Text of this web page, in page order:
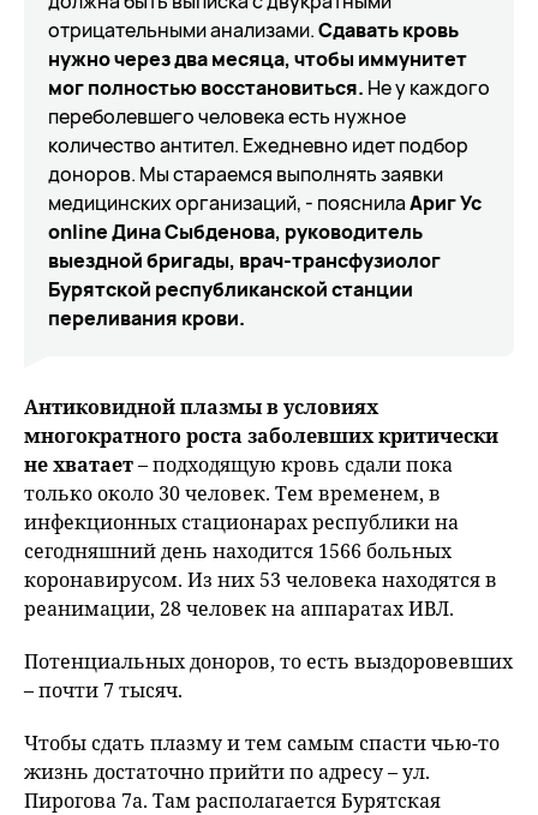
отрицательными анализами.Сдавать кровь
нужно через два месяца, чтобы иммунитет
мог полностью восстановиться. Не у каждого
переболевшего человека есть нужное
количество антител. Ежедневно идет подбор
доноров. Мы стараемся выполнять заявки
медицинских организаций, - пояснилаАриг Ус
online Дина Сыбденова, руководитель
выездной бригады, врач-трансфузиолог
Бурятской республиканской станции
переливания крови.
Антиковидной плазмы в условиях
многократного роста заболевших критически
не хватает– подходящую кровь сдали пока
только около 30 человек. Тем временем, в
инфекционных стационарах республики на
сегодняшний день находится 1566 больных
коронавирусом. Из них 53 человека находятся в
реанимации, 28 человек на аппаратах ИВЛ.
Потенциальных доноров, то есть выздоровевших
– почти 7 тысяч.
Чтобы сдать плазму и тем самым спасти чью-то
жизнь достаточно прийти по адресу – ул.
Пирогова 7а. Там располагается Бурятская